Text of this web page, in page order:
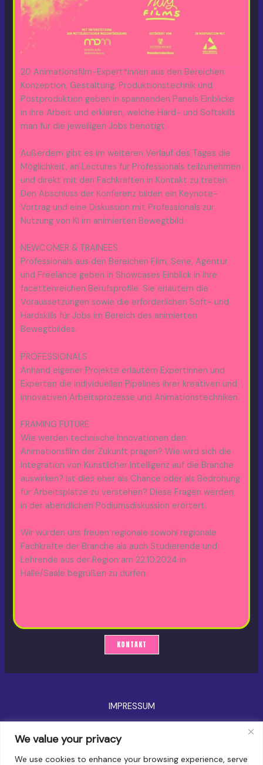
We value your privacy
We use cookies to enhance your browsing experience, serve
20 Animationsfilm-Expert*innen aus den Bereichen
Konzeption, Gestaltung, Produktionstechnik und
Postproduktion geben in spannenden Panels Einblicke
in ihre Arbeit und erklären, welche Hard- und Softskills
man für die jeweiligen Jobs benötigt.
Außerdem gibt es im weiteren Verlauf des Tages die
Möglichkeit, an Lectures für Professionals teilzunehmen
und direkt mit den Fachkräften in Kontakt zu treten.
Den Abschluss der Konferenz bilden ein Keynote-
Vortrag und eine Diskussion mit Professionals zur
Nutzung von KI im animierten Bewegtbild.
NEWCOMER & TRAINEES
Professionals aus den Bereichen Film, Serie, Agentur
und Freelance geben in Showcases Einblick in ihre
facettenreichen Berufsprofile. Sie erläutern die
Voraussetzungen sowie die erforderlichen Soft- und
Hardskills für Jobs im Bereich des animierten
Bewegtbildes.
PROFESSIONALS
Anhand eigener Projekte erläutern Expertinnen und
Experten die individuellen Pipelines ihrer kreativen und
innovativen Arbeitsprozesse und Animationstechniken.
FRAMING FUTURE
Wie werden technische Innovationen den
Animationsfilm der Zukunft prägen? Wie wird sich die
Integration von Künstlicher Intelligenz auf die Branche
auswirken? Ist dies eher als Chance oder als Bedrohung
für Arbeitsplätze zu verstehen? Diese Fragen werden
in der abendlichen Podiumsdiskussion erörtert.
Wir würden uns freuen regionale sowohl regionale
Fachkräfte der Branche als auch Studierende und
Lehrende aus der Region am 22.10.2024 in
Halle/Saale begrüßen zu dürfen.
KONTAKT
IMPRESSUM
ATOM2
SPEAKER